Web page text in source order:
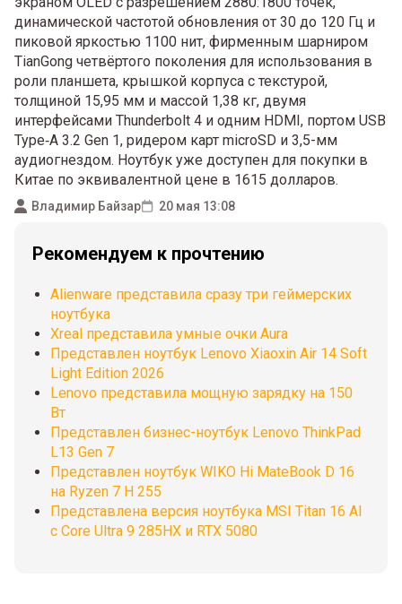
динамической частотой обновления от 30 до 120 Гц и
пиковой яркостью 1100 нит, фирменным шарниром
TianGong четвёртого поколения для использования в
роли планшета, крышкой корпуса с текстурой,
толщиной 15,95 мм и массой 1,38 кг, двумя
интерфейсами Thunderbolt 4 и одним HDMI, портом USB
Type‑A 3.2 Gen 1, ридером карт microSD и 3,5-мм
аудиогнездом. Ноутбук уже доступен для покупки в
Китае по эквивалентной цене в 1615 долларов.
Владимир Байзар 20 мая 13:08
Рекомендуем к прочтению
Alienware представила сразу три геймерских
ноутбука
Xreal представила умные очки Aura
Представлен ноутбук Lenovo Xiaoxin Air 14 Soft
Light Edition 2026
Lenovo представила мощную зарядку на 150
Вт
Представлен бизнес-ноутбук Lenovo ThinkPad
L13 Gen 7
Представлен ноутбук WIKO Hi MateBook D 16
на Ryzen 7 H 255
Представлена версия ноутбука MSI Titan 16 AI
с Core Ultra 9 285HX и RTX 5080